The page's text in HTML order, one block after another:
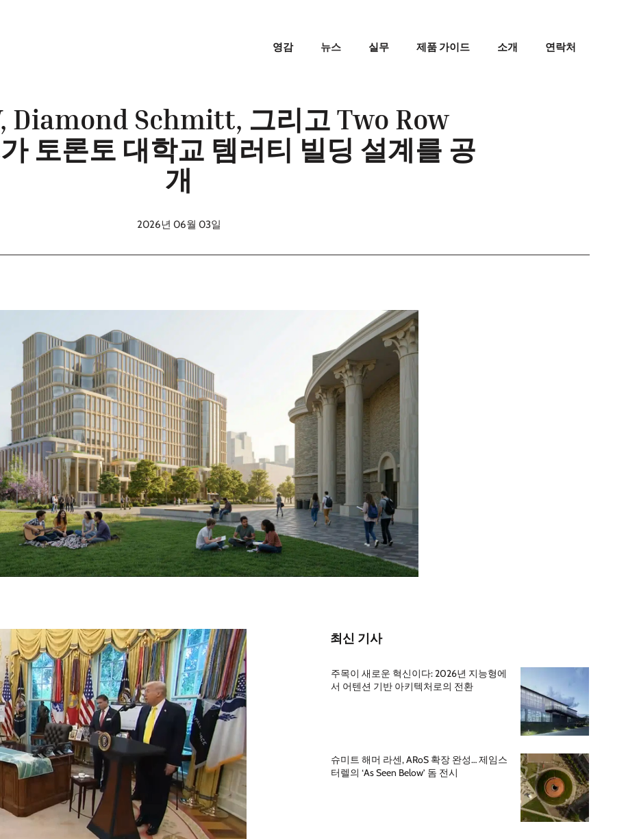
영감 뉴스 실무 제품 가이드 소개 연락처
Diamond Schmitt, 그리고 Two Row
토론토 대학교 템러티 빌딩 설계를 공
개
2026년 06월 03일
최신 기사
주목이 새로운 혁신이다: 2026년 지능형에
서 어텐션 기반 아키텍처로의 전환
슈미트 해머 라센, ARoS 확장 완성… 제임스
터렐의 ‘As Seen Below’ 돔 전시